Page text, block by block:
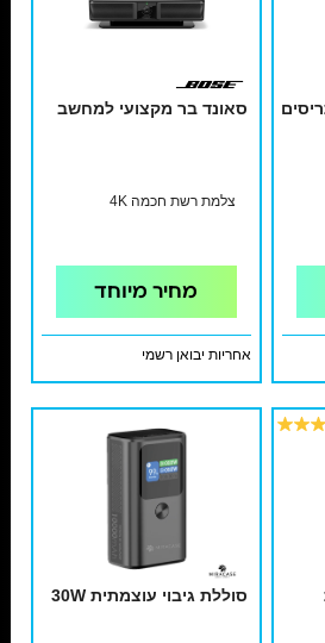
סאונד בר מקצועי למחשב
צלמת רשת חכמה 4K
מחיר מיוחד
אחריות יבואן רשמי
סוללת גיבוי עוצמתית 30W